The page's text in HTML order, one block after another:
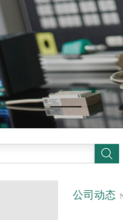
公司动态